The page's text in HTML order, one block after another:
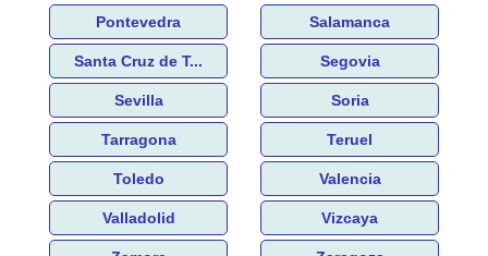
Pontevedra Salamanca
Santa Cruz de T... Segovia
Sevilla Soria
Tarragona Teruel
Toledo Valencia
Valladolid Vizcaya